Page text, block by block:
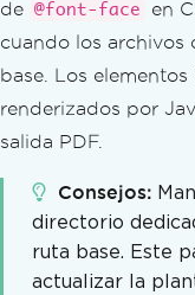
de @font-face
en
cuando los archivos
base. Los
renderizados por
salida PDF.
Consejos
directorio
ruta base. Este
actualizar la